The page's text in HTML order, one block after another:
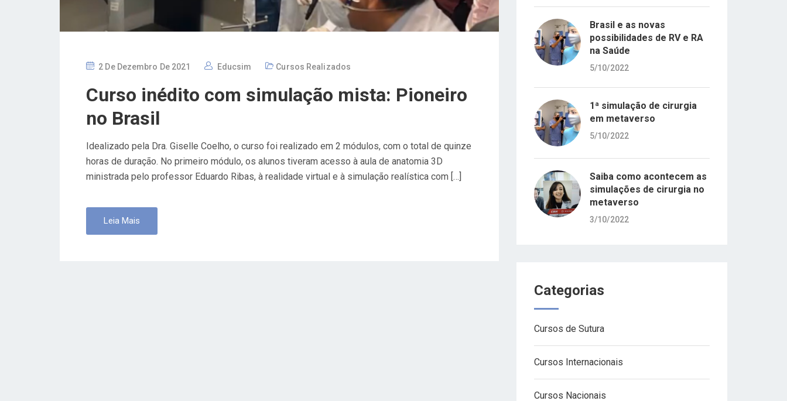
P
S
E
2 De Dezembro De 2021 Educsim Cursos Realizados
Curso inédito com simulação mista: Pioneiro
no Brasil
Idealizado pela Dra. Giselle Coelho, o curso foi realizado em 2 módulos, com o total de quinze
horas de duração. No primeiro módulo, os alunos tiveram acesso à aula de anatomia 3D
ministrada pelo professor Eduardo Ribas, à realidade virtual e à simulação realística com […]
Leia Mais
Brasil e as novas
possibilidades de RV e RA
na Saúde
5/10/2022
1ª simulação de cirurgia
em metaverso
5/10/2022
Saiba como acontecem as
simulações de cirurgia no
metaverso
3/10/2022
Categorias
Cursos de Sutura
Cursos Internacionais
Cursos Nacionais